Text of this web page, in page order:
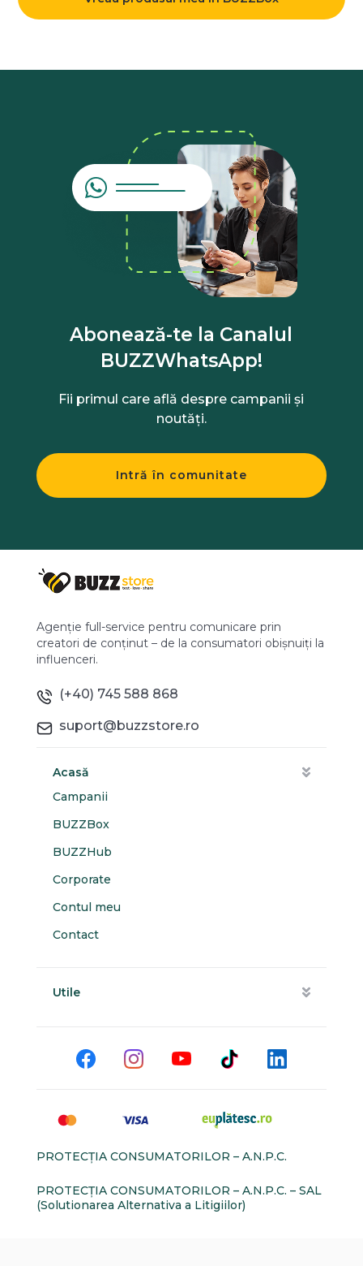
Abonează-te la Canalul
BUZZWhatsApp!
Fii primul care află despre campanii și
noutăți.
Intră în comunitate
Agenție full-service pentru comunicare prin
creatori de conținut – de la consumatori obișnuiți la
influenceri.
(+40) 745 588 868
suport@buzzstore.ro
Acasă
Campanii
BUZZBox
BUZZHub
Corporate
Contul meu
Contact
Utile
PROTECŢIA CONSUMATORILOR – A.N.P.C.
PROTECŢIA CONSUMATORILOR – A.N.P.C. – SAL
(Solutionarea Alternativa a Litigiilor)